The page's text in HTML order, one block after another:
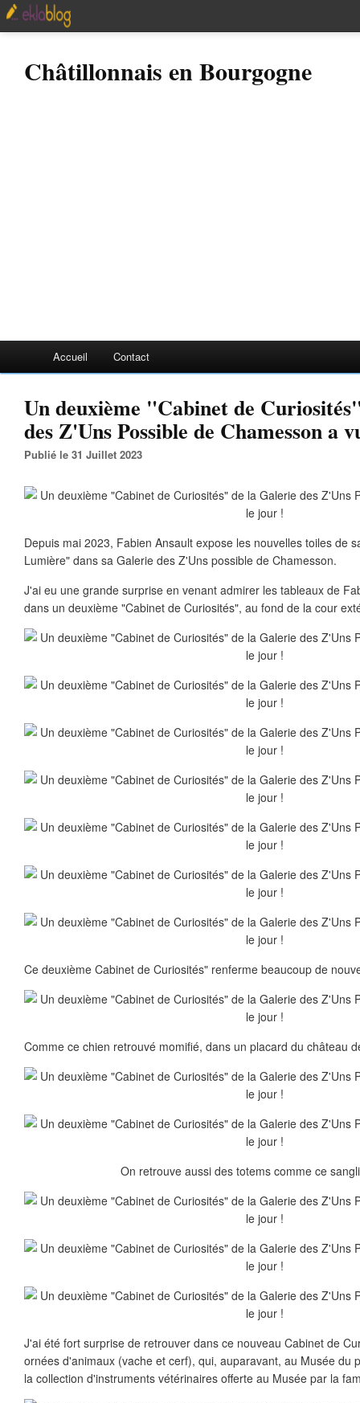
Châtillonnais en Bourgogne
Accueil Contact
Un deuxième "Cabinet de
des Z'Uns Possible de Chamesson a
Publié le 31 Juillet 2023
Depuis mai 2023, Fabien Ansault expose les nouvelles toiles de
Lumière" dans sa Galerie des Z'Uns possible de Chamesson.
J'ai eu une grande surprise en venant admirer les tableaux de
dans un deuxième "Cabinet de Curiosités", au fond de la cour
Ce deuxième Cabinet de Curiosités" renferme beaucoup de
Comme ce chien retrouvé momifié, dans un placard du château
On retrouve aussi des totems comme ce
J'ai été fort surprise de retrouver dans ce nouveau Cabinet de
ornées d'animaux (vache et cerf), qui, auparavant, au Musée du
la collection d'instruments vétérinaires offerte au Musée par la